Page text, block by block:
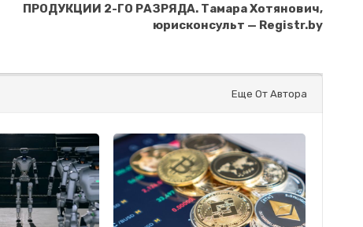
ПРОДУКЦИИ 2-ГО РАЗРЯДА. Тамара Хотянович,
юрисконсульт — Registr.by
Еще От Автора